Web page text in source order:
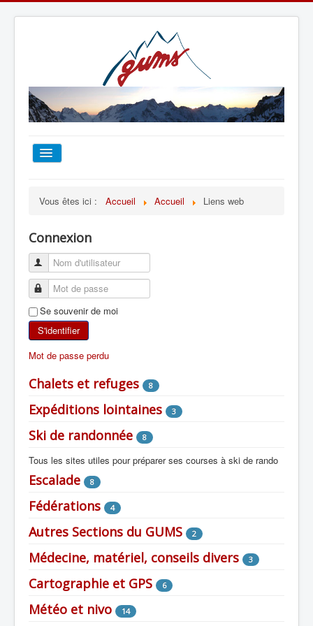
ESCALADE
ALPINISME
SKI DE RANDONNÉE
RANDONNÉE PÉDESTRE
Vous êtes ici : Accueil Accueil Liens web
Connexion
Se souvenir de moi
S'identifier
Mot de passe perdu
Chalets et refuges 8
Expéditions lointaines 3
Ski de randonnée 8
Tous les sites utiles pour préparer ses courses à ski de rando
Escalade 8
Fédérations 4
Autres Sections du GUMS 2
Médecine, matériel, conseils divers 3
Cartographie et GPS 6
Météo et nivo 14